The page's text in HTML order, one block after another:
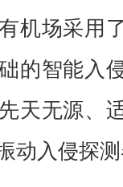
机场采用
的智能入
天无源、
动入侵探测